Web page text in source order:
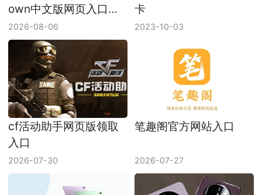
own中文版网页入口
ao3网页版入口地址
2026
2026-08-06
卡
2023-10-03
cf活动助手网页版领取
入口
2026-07-30
笔趣阁官方网站入口
2026-07-27